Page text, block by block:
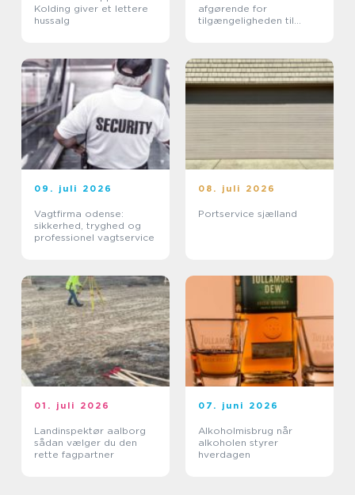
Kolding giver et lettere
hussalg
afgørende for
tilgængeligheden til
09. juli 2026
Vagtfirma odense:
sikkerhed, tryghed og
professionel vagtservice
08. juli 2026
Portservice sjælland
01. juli 2026
Landinspektør aalborg
sådan vælger du den
rette fagpartner
07. juni 2026
Alkoholmisbrug når
alkoholen styrer
hverdagen